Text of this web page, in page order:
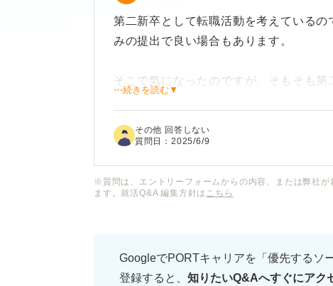
第二新卒として転職活動を考えている
みの提出で良い場合もあります。
そこで気になったのですが、そもそも
⋯続きを読む▼
その他 回答しない
質問日：2025/6/9
※質問は、エントリーフォームからの内容、または弊社
ます。就活Q&A 編集方針は こちら
GoogleでPORTキャリアを「優先するソ
登録すると、 知りたいQ&Aへすぐにアク